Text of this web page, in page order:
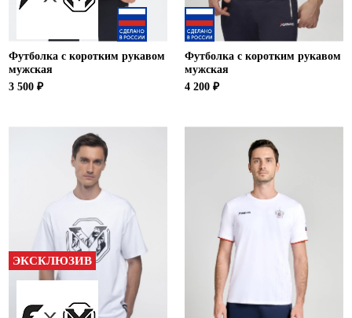
Футболка с коротким рукавом
мужская
3 500 ₽
Футболка с коротким рукавом
мужская
4 200 ₽
ЭКСКЛЮЗИВ